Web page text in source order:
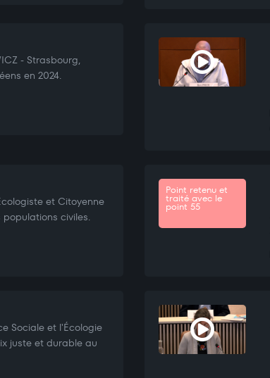
- Strasbourg,
en 2024.
et Citoyenne
civiles.
Point retenu et
traité avec le
point 55
Sociale et l'Écologie
juste et durable au